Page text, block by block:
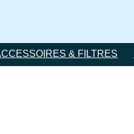
& FILTRES